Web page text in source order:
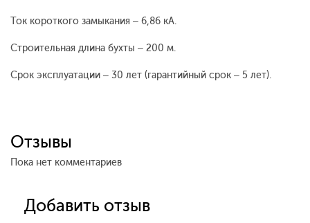
Ток короткого замыкания – 6,86 кА.
Строительная длина бухты – 200 м.
Срок эксплуатации – 30 лет (гарантийный срок – 5 лет).
Отзывы
Пока нет комментариев
Добавить отзыв